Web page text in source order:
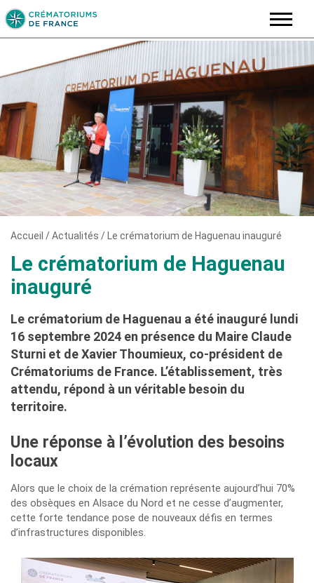
content
Accueil /Actualités / Le crématorium de Haguenau inauguré
Le crématorium de Haguenau
inauguré
Le crématorium de Haguenau a été inauguré lundi
16 septembre 2024 en présence du Maire Claude
Sturni et de Xavier Thoumieux, co-président de
Crématoriums de France. L’établissement, très
attendu, répond à un véritable besoin du
territoire.
Une réponse à l’évolution des besoins
locaux
Alors que le choix de la crémation représente aujourd’hui 70%
des obsèques en Alsace du Nord et ne cesse d’augmenter,
cette forte tendance pose de nouveaux défis en termes
d’infrastructures disponibles.